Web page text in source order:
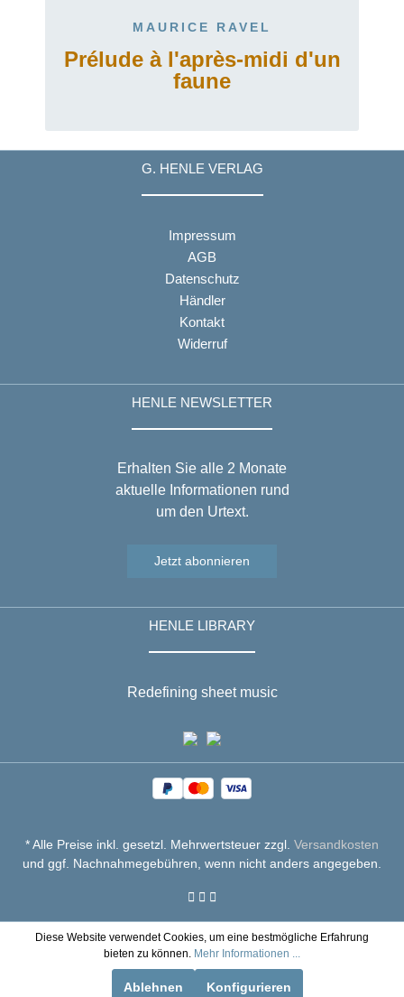
MAURICE RAVEL
Prélude à l'après-midi d'un
faune
G. HENLE VERLAG
Impressum
AGB
Datenschutz
Händler
Kontakt
Widerruf
HENLE NEWSLETTER
Erhalten Sie alle 2 Monate
aktuelle Informationen rund
um den Urtext.
Jetzt abonnieren
HENLE LIBRARY
Redefining sheet music
* Alle Preise inkl. gesetzl. Mehrwertsteuer zzgl. Versandkosten
und ggf. Nachnahmegebühren, wenn nicht anders angegeben.
Diese Website verwendet Cookies, um eine bestmögliche Erfahrung
bieten zu können. Mehr Informationen ...
Ablehnen Konfigurieren